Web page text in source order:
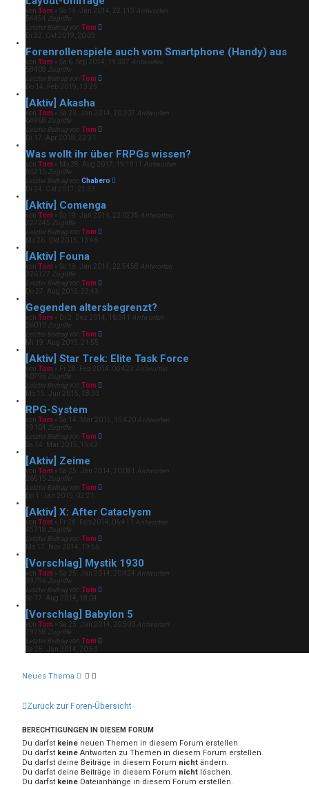
von Tom So 19. Jan 2014, 22:11 3 Antworten
54454
Zugriffe
Letzter Beitrag von Tom
Di 22. Okt 2019, 20:03
Forenrollenspiele auch vom Smartphone (Handy) aus
von Tom Sa 6. Sep 2014, 19:33 7 Antworten
58408
Zugriffe
Letzter Beitrag von Tom
Do 14. Feb 2019, 13:25
[Aktiv] Akasha
von Tom Sa 25. Jan 2014, 20:20 7 Antworten
64968
Zugriffe
Letzter Beitrag von Tom
Di 17. Apr 2018, 22:31
Was wollt ihr über FRPGs wissen?
von Tom Mo 28. Aug 2017, 19:19
Antworten
86215
Zugriffe
Letzter Beitrag von Chabero
Di 24. Okt 2017, 21:33
[Aktiv] Comenga
von Tom So 19. Jan 2014, 23:02 35 Antworten
227245
Zugriffe
Letzter Beitrag von Tom
Mo 26. Okt 2015, 13:46
[Aktiv] Founa
von Tom So 19. Jan 2014, 22:54 58 Antworten
326127
Zugriffe
Letzter Beitrag von Tom
Do 27. Aug 2015, 22:43
Gegenden altersbegrenzt?
von Tom Di 2. Dez 2014, 16:34
Antworten
26010
Zugriffe
Letzter Beitrag von Tom
Mi 19. Aug 2015, 21:55
[Aktiv] Star Trek: Elite Task Force
von Tom Fr 28. Feb 2014, 06:42 3 Antworten
40796
Zugriffe
Letzter Beitrag von Tom
Mo 15. Jun 2015, 18:33
RPG-System
von Tom Sa 14. Mär 2015, 15:42
Antworten
19104
Zugriffe
Letzter Beitrag von Tom
Sa 14. Mär 2015, 15:42
[Aktiv] Zeime
von Tom Sa 25. Jan 2014, 20:08
Antworten
26515
Zugriffe
Letzter Beitrag von Tom
Do 1. Jan 2015, 02:21
[Aktiv] X: After Cataclysm
von Tom Fr 28. Feb 2014, 06:41
Antworten
45718
Zugriffe
Letzter Beitrag von Tom
Mo 17. Nov 2014, 19:55
[Vorschlag] Mystik 1930
von Tom Sa 25. Jan 2014, 20:42
Antworten
39796
Zugriffe
Letzter Beitrag von Tom
So 17. Aug 2014, 18:04
[Vorschlag] Babylon 5
von Tom Sa 25. Jan 2014, 20:50
Antworten
19758
Zugriffe
Letzter Beitrag von Tom
Sa 25. Jan 2014, 20:50
Neues Thema
Zurück zur Foren-Übersicht
BERECHTIGUNGEN IN DIESEM FORUM
Du darfst keine neuen Themen in diesem Forum erstellen.
Du darfst keine Antworten zu Themen in diesem Forum erstellen.
Du darfst deine Beiträge in diesem Forum nicht ändern.
Du darfst deine Beiträge in diesem Forum nicht löschen.
Du darfst keine Dateianhänge in diesem Forum erstellen.